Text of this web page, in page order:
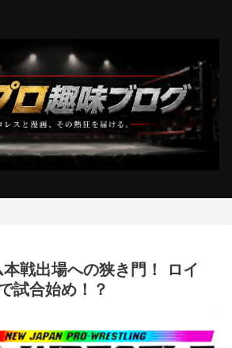
戦出場への狭き門！ ロイ
試合始め！？